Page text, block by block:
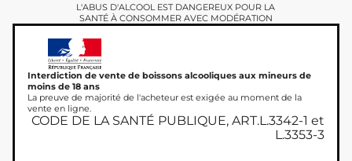
L'ABUS D'ALCOOL EST DANGEREUX POUR LA
SANTÉ À CONSOMMER AVEC MODÉRATION
Interdiction de vente de boissons alcooliques aux mineurs de
moins de 18 ans
La preuve de majorité de l'acheteur est exigée au moment de la
vente en ligne.
CODE DE LA SANTÉ PUBLIQUE, ART.L.3342-1 et
L.3353-3